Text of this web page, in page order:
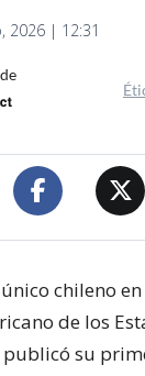
2026 | 12:31
chileno
de los
publicó su